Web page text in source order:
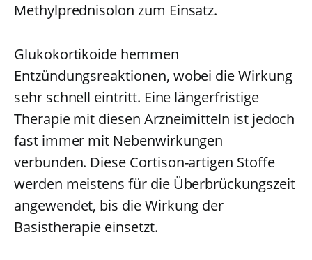
Methylprednisolon zum Einsatz.
Glukokortikoide hemmen
Entzündungsreaktionen, wobei die Wirkung
sehr schnell eintritt. Eine längerfristige
Therapie mit diesen Arzneimitteln ist jedoch
fast immer mit Nebenwirkungen
verbunden. Diese Cortison-artigen Stoffe
werden meistens für die Überbrückungszeit
angewendet, bis die Wirkung der
Basistherapie einsetzt.